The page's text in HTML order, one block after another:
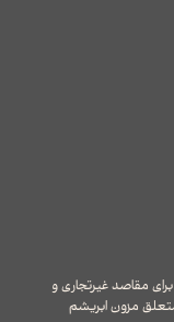
مقاصد غیرتجاری و
مزون ابریشم